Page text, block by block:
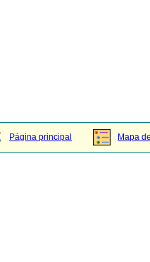
Página principal Mapa